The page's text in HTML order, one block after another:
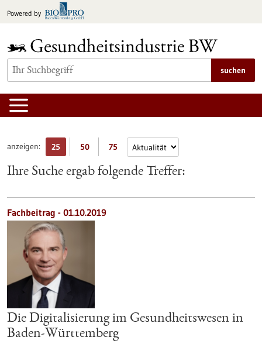
Inhalt
Powered by
suchen
anzeigen: 25 50 75
Ihre Suche ergab folgende Treffer:
Fachbeitrag - 01.10.2019
Die Digitalisierung im Gesundheitswesen in
Baden-Württemberg